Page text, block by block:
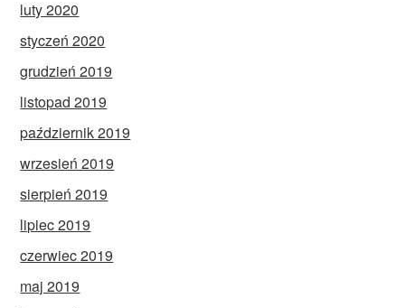
luty 2020
styczeń 2020
grudzień 2019
listopad 2019
październik 2019
wrzesień 2019
sierpień 2019
lipiec 2019
czerwiec 2019
maj 2019